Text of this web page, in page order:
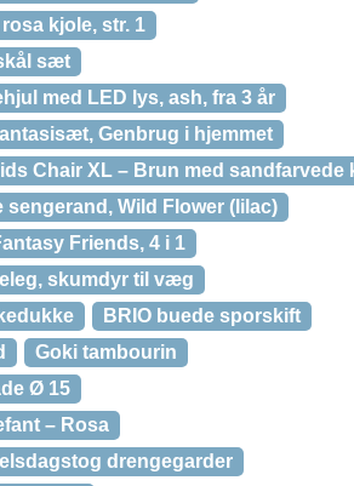
kjole, str. 1
sæt
med LED lys, ash, fra 3 år
Genbrug i hjemmet
Chair XL – Brun med sandfarvede
sengerand, Wild Flower (lilac)
Friends, 4 i 1
skumdyr til væg
BRIO buede sporskift
Goki tambourin
Ø 15
– Rosa
drengegarder